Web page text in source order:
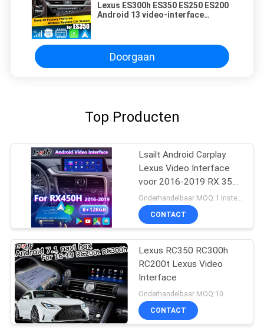
Lexus ES300h ES350 ES250 ES200
Android 13 video-interface
Doorgaan
Top Producten
Lsailt Android Carplay
Lexus Video Interface
voor 2016-2019 RX 350
RX450h RX200t RX350L
RX450L RX300 RX350
Onderhandelbaar MOQ:1 Instellen
CONTACT
Lexus RC350 RC300h
RC200t Lexus Video
Interface
Onderhandelbaar MOQ:10
CONTACT